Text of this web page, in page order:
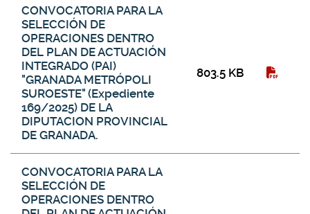
CONVOCATORIA PARA LA
SELECCIÓN DE
OPERACIONES DENTRO
DEL PLAN DE ACTUACIÓN
INTEGRADO (PAI)
"GRANADA METRÓPOLI
SUROESTE" (Expediente
169/2025) DE LA
DIPUTACION PROVINCIAL
DE GRANADA.
803.5 KB
CONVOCATORIA PARA LA
SELECCIÓN DE
OPERACIONES DENTRO